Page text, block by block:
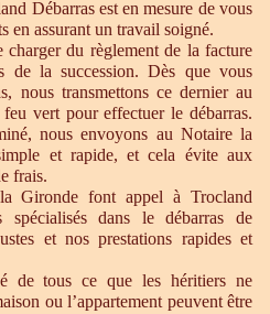
Débarras est en mesure de vous
en assurant un travail soigné.
charger du règlement de la facture
de la succession. Dès que vous
nous transmettons ce dernier au
vert pour effectuer le débarras.
nous envoyons au Notaire la
et rapide, et cela évite aux
frais.
Gironde font appel à Trocland
spécialisés dans le débarras de
et nos prestations rapides et
de tous ce que les héritiers ne
ou l’appartement peuvent être